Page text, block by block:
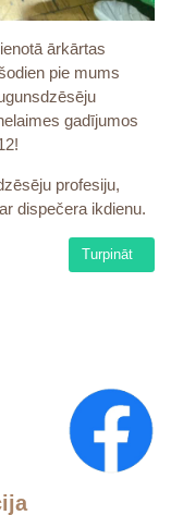
ārkārtas
pie mums
gadījumos
profesiju,
dispečera ikdienu.
Nākamais
Turpināt